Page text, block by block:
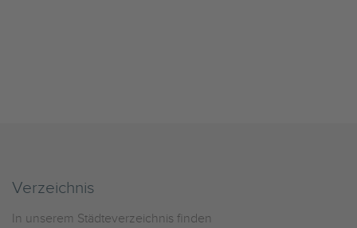
Verzeichnis
In unserem Städteverzeichnis finden